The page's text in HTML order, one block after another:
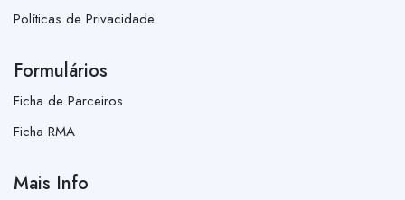
Políticas de Privacidade
Formulários
Ficha de Parceiros
Ficha RMA
Mais Info